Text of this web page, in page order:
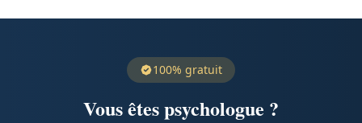
100% gratuit
Vous êtes psychologue ?